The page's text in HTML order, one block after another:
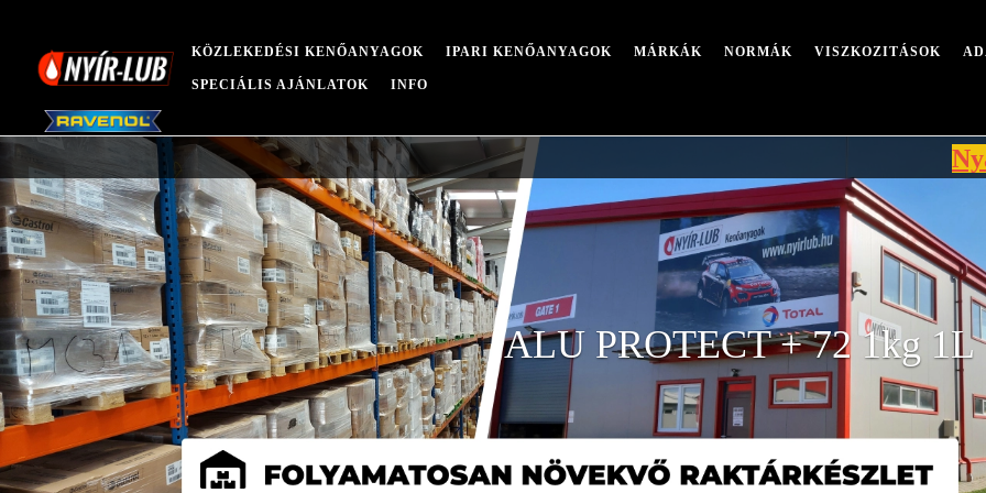
KÖZLEKEDÉSI KENŐANYAGOK IPARI KENŐANYAGOK MÁRKÁK NORMÁK VISZKOZITÁSOK
SPECIÁLIS AJÁNLATOK INFO
Nyári
ALU PROTECT + 72 1kg 1L